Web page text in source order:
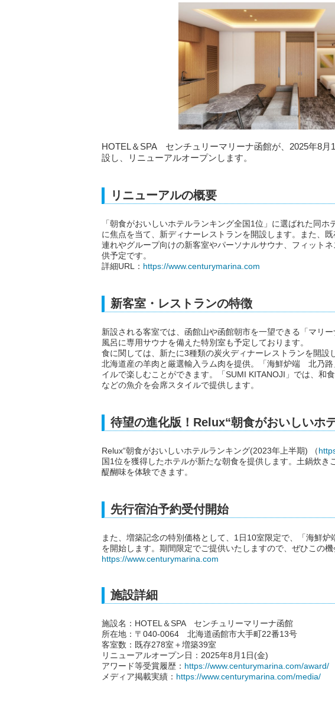
HOTEL＆SPA センチュリーマリーナ函館が、2025年8月
設し、リニューアルオープンします。
リニューアルの概要
「朝食がおいしいホテルランキング全国1位」に選ばれた同ホ
に焦点を当て、新ディナーレストランを開設します。また、
連れやグループ向けの新客室やパーソナルサウナ、フィット
供予定です。
詳細URL： https://www.centurymarina.com
新客室・レストランの特徴
新設される客室では、函館山や函館朝市を一望できる「マリ
風呂に専用サウナを備えた特別室も予定しております。
食に関しては、新たに3種類の炭火ディナーレストランを開
北海道産の羊肉と厳選輸入ラム肉を提供。「海鮮炉端 北乃
イルで楽しむことができます。「SUMI KITANOJI」では、和
などの魚介を会席スタイルで提供します。
待望の進化版！Relux“朝食がおいしいホ
Relux“朝食がおいしいホテルランキング(2023年上半期) （
国1位を獲得したホテルが新たな朝食を提供します。土鍋炊
醍醐味を体験できます。
先行宿泊予約受付開始
また、増築記念の特別価格として、1日10室限定で、「海鮮
を開始します。期間限定でご提供いたしますので、ぜひこの
https://www.centurymarina.com
施設詳細
施設名：HOTEL＆SPA センチュリーマリーナ函館
所在地：〒040-0064 北海道函館市大手町22番13号
客室数：既存278室＋増築39室
リニューアルオープン日：2025年8月1日(金)
アワード等受賞履歴： https://www.centurymarina.com/award/
メディア掲載実績： https://www.centurymarina.com/media/